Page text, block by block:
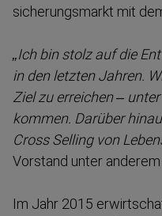
si­che­rungsmarkt mit
„Ich bin stolz auf die
in den letzten Jahren.
Ziel zu erreichen –
kommen. Darüber
Cross Selling von
Vorstand unter
Im Jahr 2015